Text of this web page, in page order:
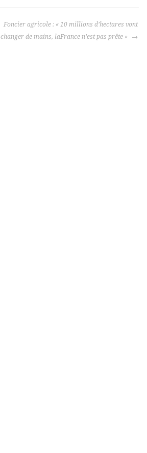
Foncier agricole : « 10 millions d’hectares vont
changer de mains, laFrance n’est pas prête »